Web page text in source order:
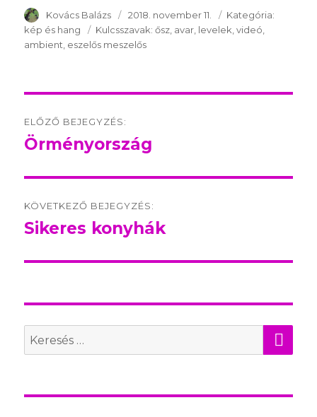
SzerzÅ
Kovács Balázs Közzétéve:
2018. november 11. Kategória:
kép és hang
Kulcsszavak:Kulcsszavak:
ősz avar levelek videó
ambient eszelős meszelős
navigation
ELŐZŐ BEJEGYZÉS:
Előző
Örményország
KÖVETKEZŐ BEJEGYZÉS:
Következő
Sikeres konyhák
Search
for: